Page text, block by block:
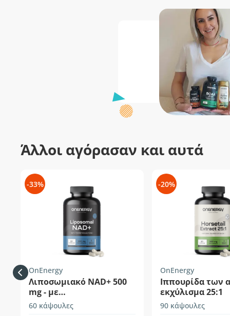
Άλλοι αγόρασαν και αυτά
-33%
OnEnergy
Λιποσωμιακό NAD+ 500
mg - με
τριμεθυλογλυκίνη
60 κάψουλες
-20%
OnEnergy
Ιππουρίδα των
εκχύλισμα 25:1
90 κάψουλες